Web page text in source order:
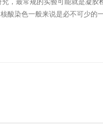
，最常规的实验可能就是凝
酸染色一般来说是必不可少的